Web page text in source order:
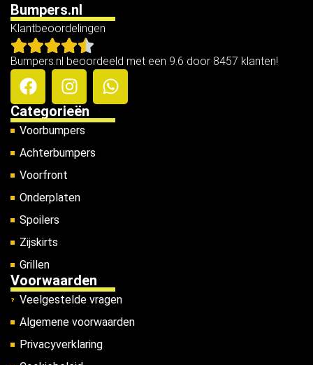
Bumpers.nl
Klantbeoordelingen
Bumpers.nl beoordeeld met een 9.6 door 8457 klanten!
Categorieën
Voorbumpers
Achterbumpers
Voorfront
Onderplaten
Spoilers
Zijskirts
Grillen
Voorwaarden
Veelgestelde vragen
Algemene voorwaarden
Privacyverklaring